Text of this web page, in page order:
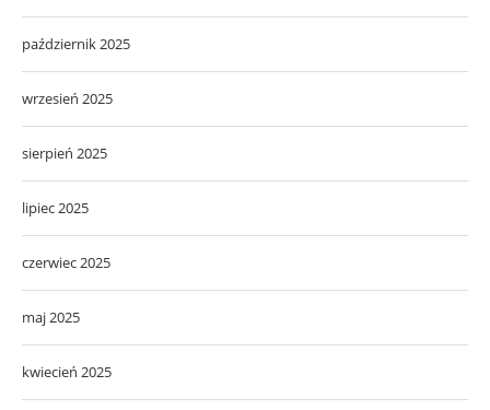
październik 2025
wrzesień 2025
sierpień 2025
lipiec 2025
czerwiec 2025
maj 2025
kwiecień 2025